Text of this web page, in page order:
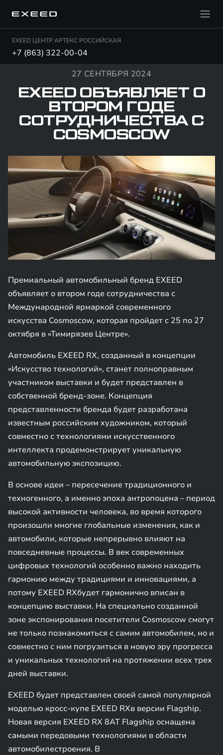
EXEED ЦЕНТР АРТЕКС РОССИЙСКАЯ
+7 (863) 322-00-04
27 СЕНТЯБРЯ 2024
EXEED ОБЪЯВЛЯЕТ О
ВТОРОМ ГОДЕ
СОТРУДНИЧЕСТВА С
COSMOSCOW
Премиальный автомобильный бренд EXEED
объявляет о втором годе сотрудничества с
Международной ярмаркой современного
искусства Cosmoscow, которая пройдет c 25 по 27
октября в «Тимирязев Центре».
Автомобиль EXEED RX, созданный в концепции
«Искусство технологий», станет полноправным
участником выставки и будет представлен в
собственной бренд-зоне. Концепция
представленности бренда будет разработана
известным российским художником, который
совместно с технологиями искусственного
интеллекта продемонстрирует уникальную
автомобильную экспозицию.
В основе идеи – пересечение традиционного и
техногенного, а именно эпоха антропоцена – период
высокой активности человека, во время которого
произошли многие глобальные изменения, как и
автомобили, которые непрерывно влияют на
повседневные процессы. В век современных
цифровых технологий особенно важно находить
гармонию между традициями и инновациями, а
потому EXEED RXбудет гармонично вписан в
концепцию выставки. На специально созданной
зоне экспонирования посетители Cosmoscow смогут
не только познакомиться с самим автомобилем, но и
совместно с ним погрузиться в новую эру прогресса
и уникальных технологий на протяжении всех трех
дней выставки.
EXEED будет представлен своей самой популярной
моделью кросс-купе EXEED RXв версии Flagship.
Новая версия EXEED RX 8AT Flagship оснащена
самыми передовыми технологиями в области
автомобилестроения. В